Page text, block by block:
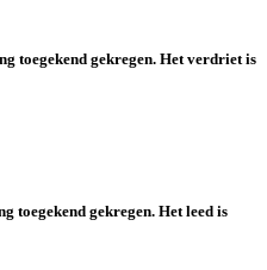
toegekend gekregen. Het verdriet is
toegekend gekregen. Het leed is